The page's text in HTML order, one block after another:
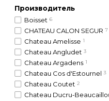
Производитель
Boisset 6
CHATEAU CALON SEGUR 7
Chateau Amelisse 1
Chateau Angludet 3
Chateau Argadens 1
Chateau Cos d'Estournel 3
Chateau Coutet 2
Chateau Ducru-